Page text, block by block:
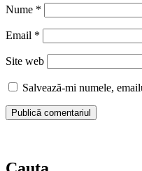
Nume *
Email *
Site web
Salvează-mi numele,